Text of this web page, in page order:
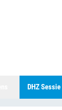
DHZ Sessie